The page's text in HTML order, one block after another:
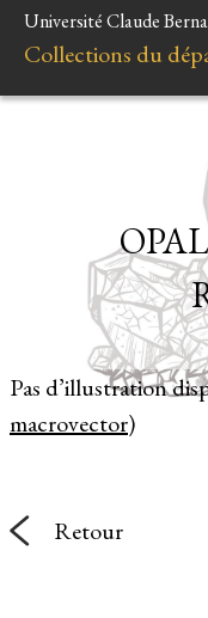
Université Claude
Collections du
Pas d’illustration
macrovector)
Retour